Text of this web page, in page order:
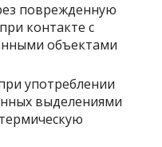
поврежденную
контакте с
объектами
употреблении
выделениями